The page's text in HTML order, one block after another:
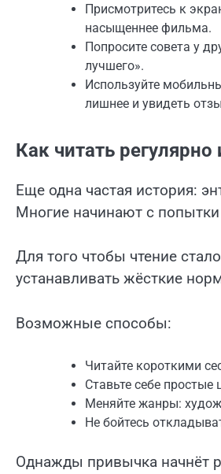
Присмотритесь к
насыщеннее фильма.
Попросите совета у
лучшего».
Используйте
лишнее и увидеть
Как читать регулярно
Еще одна частая история:
Многие начинают с
Для того чтобы чтение
устанавливать жёсткие
Возможные способы:
Читайте короткими
Ставьте себе
Меняйте жанры:
Не бойтесь
Однажды привычка начнёт